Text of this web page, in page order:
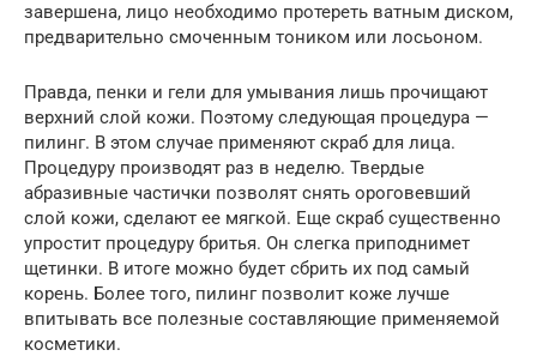
завершена, лицо необходимо протереть ватным диском,
предварительно смоченным тоником или лосьоном.
Правда, пенки и гели для умывания лишь прочищают
верхний слой кожи. Поэтому следующая процедура —
пилинг. В этом случае применяют скраб для лица.
Процедуру производят раз в неделю. Твердые
абразивные частички позволят снять ороговевший
слой кожи, сделают ее мягкой. Еще скраб существенно
упростит процедуру бритья. Он слегка приподнимет
щетинки. В итоге можно будет сбрить их под самый
корень. Более того, пилинг позволит коже лучше
впитывать все полезные составляющие применяемой
косметики.